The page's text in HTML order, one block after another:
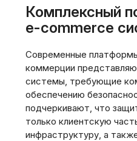
Комплексный
e-commerce
Современные
коммерции
системы, требующие
обеспечению
подчеркивают, что
только клиентскую
инфраструктуру, а